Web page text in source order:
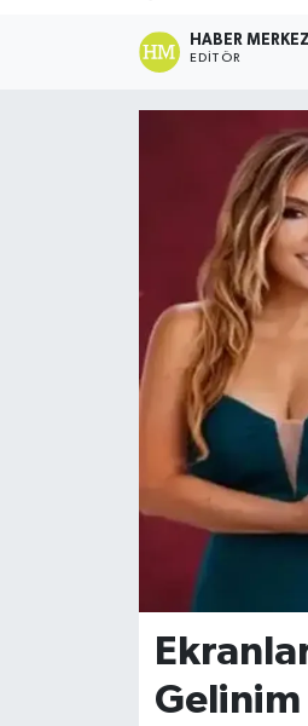
HABER MERKEZI
EDITÖR
Gelinim
EKONOMİ
KENT GÜNDEMİ